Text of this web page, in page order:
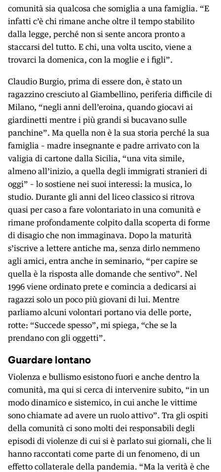
comunità sia qualcosa che somiglia a una famiglia. “E
infatti c’è chi rimane anche oltre il tempo stabilito
dalla legge, perché non si sente ancora pronto a
staccarsi del tutto. E chi, una volta uscito, viene a
trovarci la domenica, con la moglie e i figli”.
Claudio Burgio, prima di essere don, è stato un
ragazzino cresciuto al Giambellino, periferia difficile di
Milano, “negli anni dell’eroina, quando giocavi ai
giardinetti mentre i più grandi si bucavano sulle
panchine”. Ma quella non è la sua storia perché la sua
famiglia – madre insegnante e padre arrivato con la
valigia di cartone dalla Sicilia, “una vita simile,
almeno all’inizio, a quella degli immigrati stranieri di
oggi” – lo sostiene nei suoi interessi: la musica, lo
studio. Durante gli anni del liceo classico si ritrova
quasi per caso a fare volontariato in una comunità e
rimane profondamente colpito dalla scoperta di forme
di disagio che non immaginava. Dopo la maturità
s’iscrive a lettere antiche ma, senza dirlo nemmeno
agli amici, entra anche in seminario, “per capire se
quella è la risposta alle domande che sentivo”. Nel
1996 viene ordinato prete e comincia a dedicarsi ai
ragazzi solo un poco più giovani di lui. Mentre
parliamo alcuni volontari portano via delle porte,
rotte: “Succede spesso”, mi spiega, “che se la
prendano con gli oggetti”.
Guardare lontano
Violenza e bullismo esistono fuori e anche dentro la
comunità, ma qui si cerca di intervenire subito, “in un
modo dinamico e sistemico, in cui anche le vittime
sono chiamate ad avere un ruolo attivo”. Tra gli ospiti
della comunità ci sono molti dei responsabili degli
episodi di violenze di cui si è parlato sui giornali, che li
hanno raccontati come parte di un fenomeno, di un
effetto collaterale della pandemia. “Ma la verità è che